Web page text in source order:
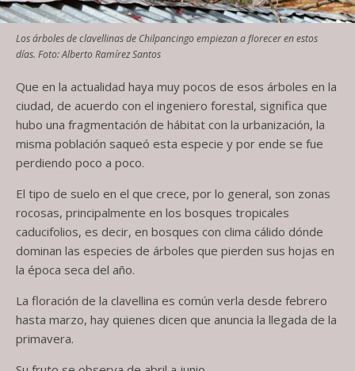
Los árboles de clavellinas de Chilpancingo empiezan a florecer en estos
días. Foto: Alberto Ramírez Santos
Que en la actualidad haya muy pocos de esos árboles en la
ciudad, de acuerdo con el ingeniero forestal, significa que
hubo una fragmentación de hábitat con la urbanización, la
misma población saqueó esta especie y por ende se fue
perdiendo poco a poco.
El tipo de suelo en el que crece, por lo general, son zonas
rocosas, principalmente en los bosques tropicales
caducifolios, es decir, en bosques con clima cálido dónde
dominan las especies de árboles que pierden sus hojas en
la época seca del año.
La floración de la clavellina es común verla desde febrero
hasta marzo, hay quienes dicen que anuncia la llegada de la
primavera.